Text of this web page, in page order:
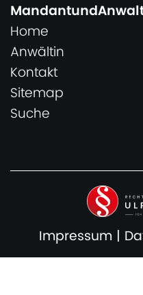
Home
Anwältin
Kontakt
Sitemap
Suche
Impressum |